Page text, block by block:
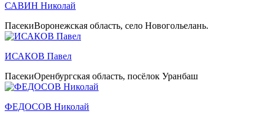
САВИН Николай
ПасекиВоронежская область, село Новогольелань.
ИСАКОВ Павел
ПасекиОренбургская область, посёлок Уранбаш
ФЕДОСОВ Николай